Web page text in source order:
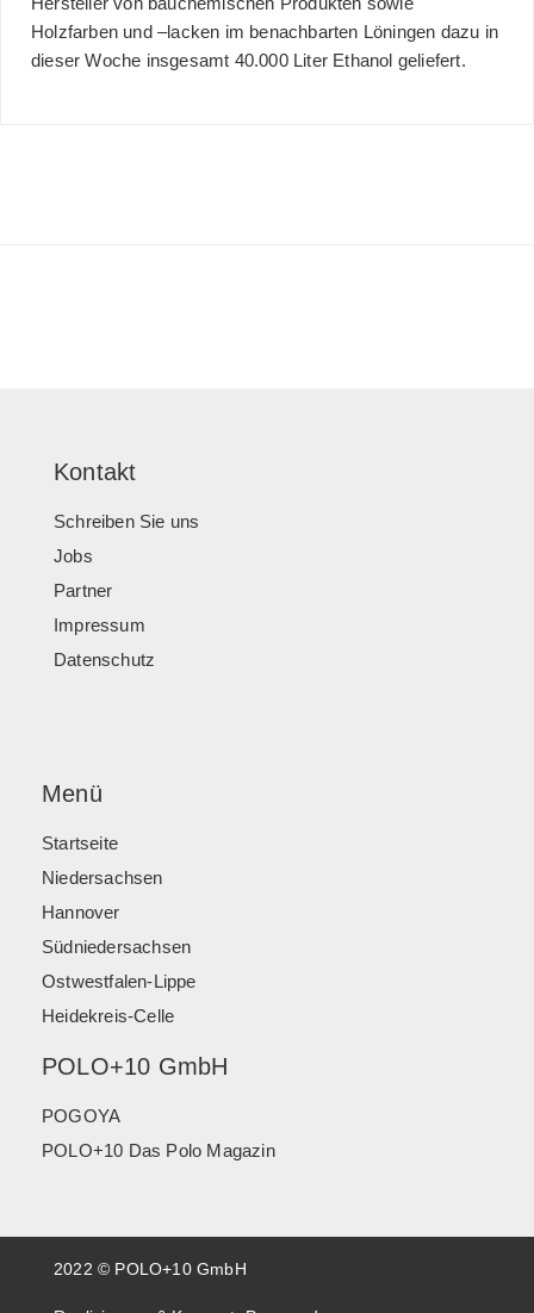
Holzfarben und –lacken im benachbarten Löningen dazu in
dieser Woche insgesamt 40.000 Liter Ethanol geliefert.
Kontakt
Schreiben Sie uns
Jobs
Partner
Impressum
Datenschutz
Menü
Startseite
Niedersachsen
Hannover
Südniedersachsen
Ostwestfalen-Lippe
Heidekreis-Celle
POLO+10 GmbH
POGOYA
POLO+10 Das Polo Magazin
2022 © POLO+10 GmbH